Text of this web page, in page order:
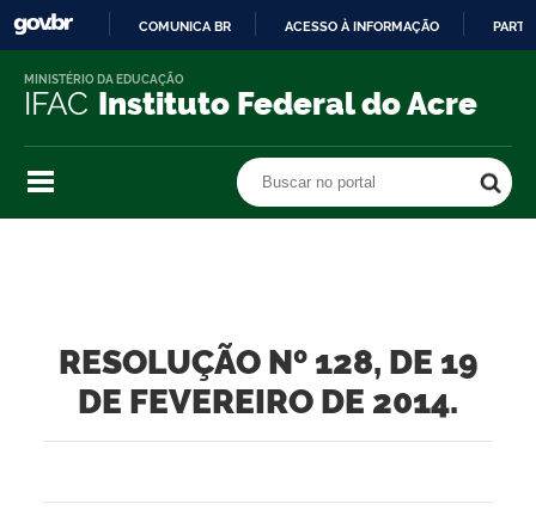
O
COMUNICA BR ACESSO À INFORMAÇÃO
IFAC Instituto Federal do Acre
MINISTÉRIO DA EDUCAÇÃO
Buscar no portal
RESOLUÇÃO Nº 128, DE 19
DE FEVEREIRO DE 2014.